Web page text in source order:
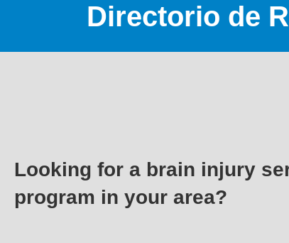
Directorio de
Looking for a brain injury
program in your area?